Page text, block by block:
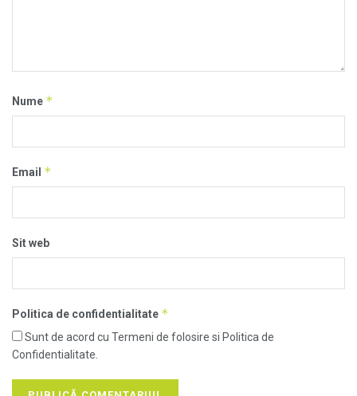
Nume *
Email *
Sit web
Politica de confidentialitate *
Sunt de acord cu Termeni de folosire si Politica de
Confidentialitate.